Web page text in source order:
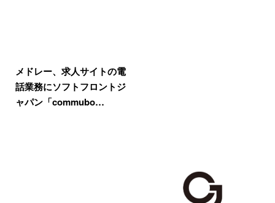
メドレー、求人サイトの電
話業務にソフトフロントジ
ャパン「commubo…